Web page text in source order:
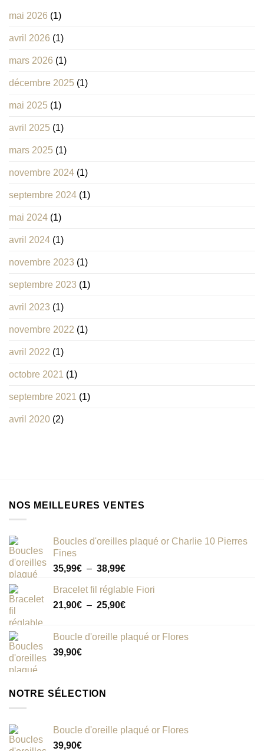
mai 2026 (1)
avril 2026 (1)
mars 2026 (1)
décembre 2025 (1)
mai 2025 (1)
avril 2025 (1)
mars 2025 (1)
novembre 2024 (1)
septembre 2024 (1)
mai 2024 (1)
avril 2024 (1)
novembre 2023 (1)
septembre 2023 (1)
avril 2023 (1)
novembre 2022 (1)
avril 2022 (1)
octobre 2021 (1)
septembre 2021 (1)
avril 2020 (2)
NOS MEILLEURES VENTES
Boucles d'oreilles plaqué or Charlie 10 Pierres
Fines
35,99€ – 38,99€Plage
prix :
35,99€
Bracelet fil réglable Fiori
21,90€ – 25,90€Plage
21,90€
Boucle d'oreille plaqué or Flores
39,90€
NOTRE SÉLECTION
Boucle d'oreille plaqué or Flores
39,90€